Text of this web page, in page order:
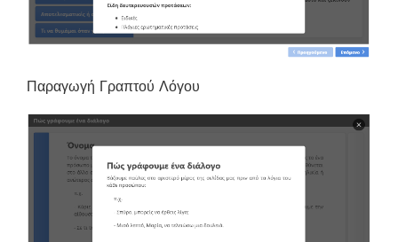
Παραγωγή Γραπτού Λόγου